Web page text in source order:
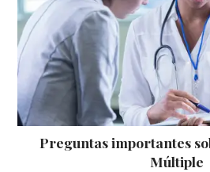
Preguntas importantes
Múltiple